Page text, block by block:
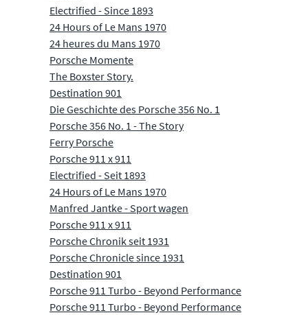
Electrified - Since 1893
24 Hours of Le Mans 1970
24 heures du Mans 1970
Porsche Momente
The Boxster Story.
Destination 901
Die Geschichte des Porsche 356 No. 1
Porsche 356 No. 1 - The Story
Ferry Porsche
Porsche 911 x 911
Electrified - Seit 1893
24 Hours of Le Mans 1970
Manfred Jantke - Sport wagen
Porsche 911 x 911
Porsche Chronik seit 1931
Porsche Chronicle since 1931
Destination 901
Porsche 911 Turbo - Beyond Performance
Porsche 911 Turbo - Beyond Performance